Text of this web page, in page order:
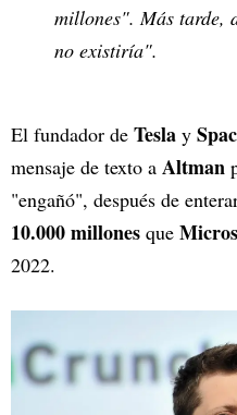
millones". Más tarde,
no existiría".
El fundador de Tesla y
mensaje de texto a Altman
"engañó", después de
10.000 millones que
2022.